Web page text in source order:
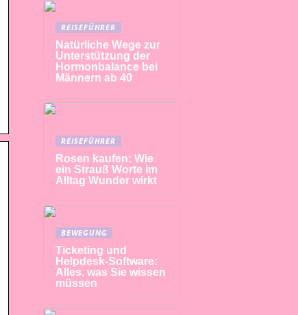
REISEFÜHRER
Natürliche Wege zur
Unterstützung der
Hormonbalance bei
Männern ab 40
REISEFÜHRER
Rosen kaufen: Wie
ein Strauß Worte im
Alltag Wunder wirkt
BEWEGUNG
Ticketing und
Helpdesk-Software:
Alles, was Sie wissen
müssen